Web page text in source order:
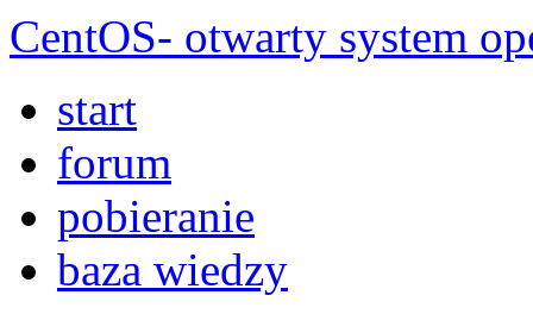
CentOS- otwarty system
start
forum
pobieranie
baza wiedzy